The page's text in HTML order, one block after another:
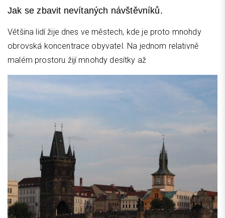
Jak se zbavit nevítaných návštěvníků.
Většina lidí žije dnes ve městech, kde je proto mnohdy
obrovská koncentrace obyvatel. Na jednom relativně
malém prostoru žijí mnohdy desítky až